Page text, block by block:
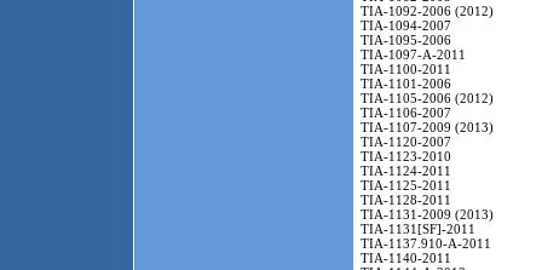
TIA-1092-2006 (2012)
TIA-1094-2007
TIA-1095-2006
TIA-1097-A-2011
TIA-1100-2011
TIA-1101-2006
TIA-1105-2006 (2012)
TIA-1106-2007
TIA-1107-2009 (2013)
TIA-1120-2007
TIA-1123-2010
TIA-1124-2011
TIA-1125-2011
TIA-1128-2011
TIA-1131-2009 (2013)
TIA-1131[SF]-2011
TIA-1137.910-A-2011
TIA-1140-2011